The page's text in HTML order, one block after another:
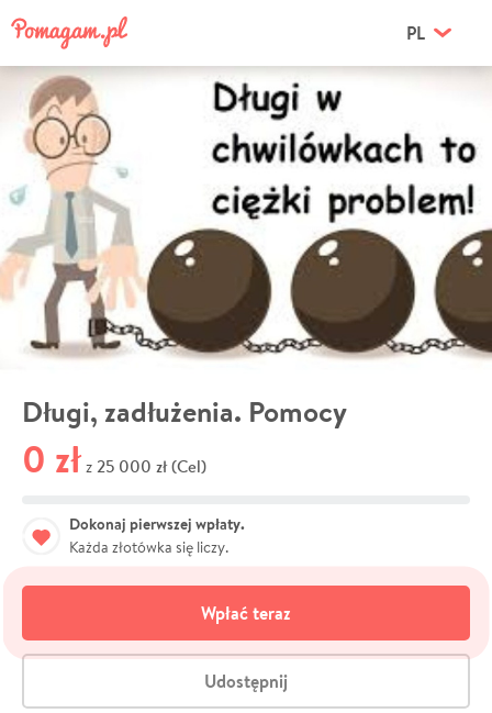
PL
Długi, zadłużenia. Pomocy
0 zł z 25 000 zł (Cel)
Dokonaj pierwszej wpłaty.
Każda złotówka się liczy.
Wpłać teraz
Udostępnij